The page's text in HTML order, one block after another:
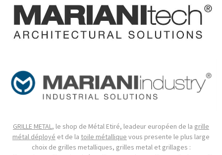
GRILLE METAL, le shop de Métal Etiré, leadeur européen de la grille
métal déployé et de la toile métallique vous presente le plus large
choix de grilles metalliques, grilles metal et grillages :